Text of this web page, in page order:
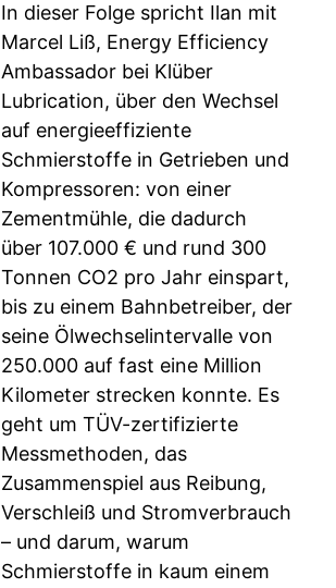
In dieser Folge spricht Ilan mit
Marcel Liß, Energy Efficiency
Ambassador bei Klüber
Lubrication, über den Wechsel
auf energieeffiziente
Schmierstoffe in Getrieben und
Kompressoren: von einer
Zementmühle, die dadurch
über 107.000 € und rund 300
Tonnen CO2 pro Jahr einspart,
bis zu einem Bahnbetreiber, der
seine Ölwechselintervalle von
250.000 auf fast eine Million
Kilometer strecken konnte. Es
geht um TÜV-zertifizierte
Messmethoden, das
Zusammenspiel aus Reibung,
Verschleiß und Stromverbrauch
– und darum, warum
Schmierstoffe in kaum einem